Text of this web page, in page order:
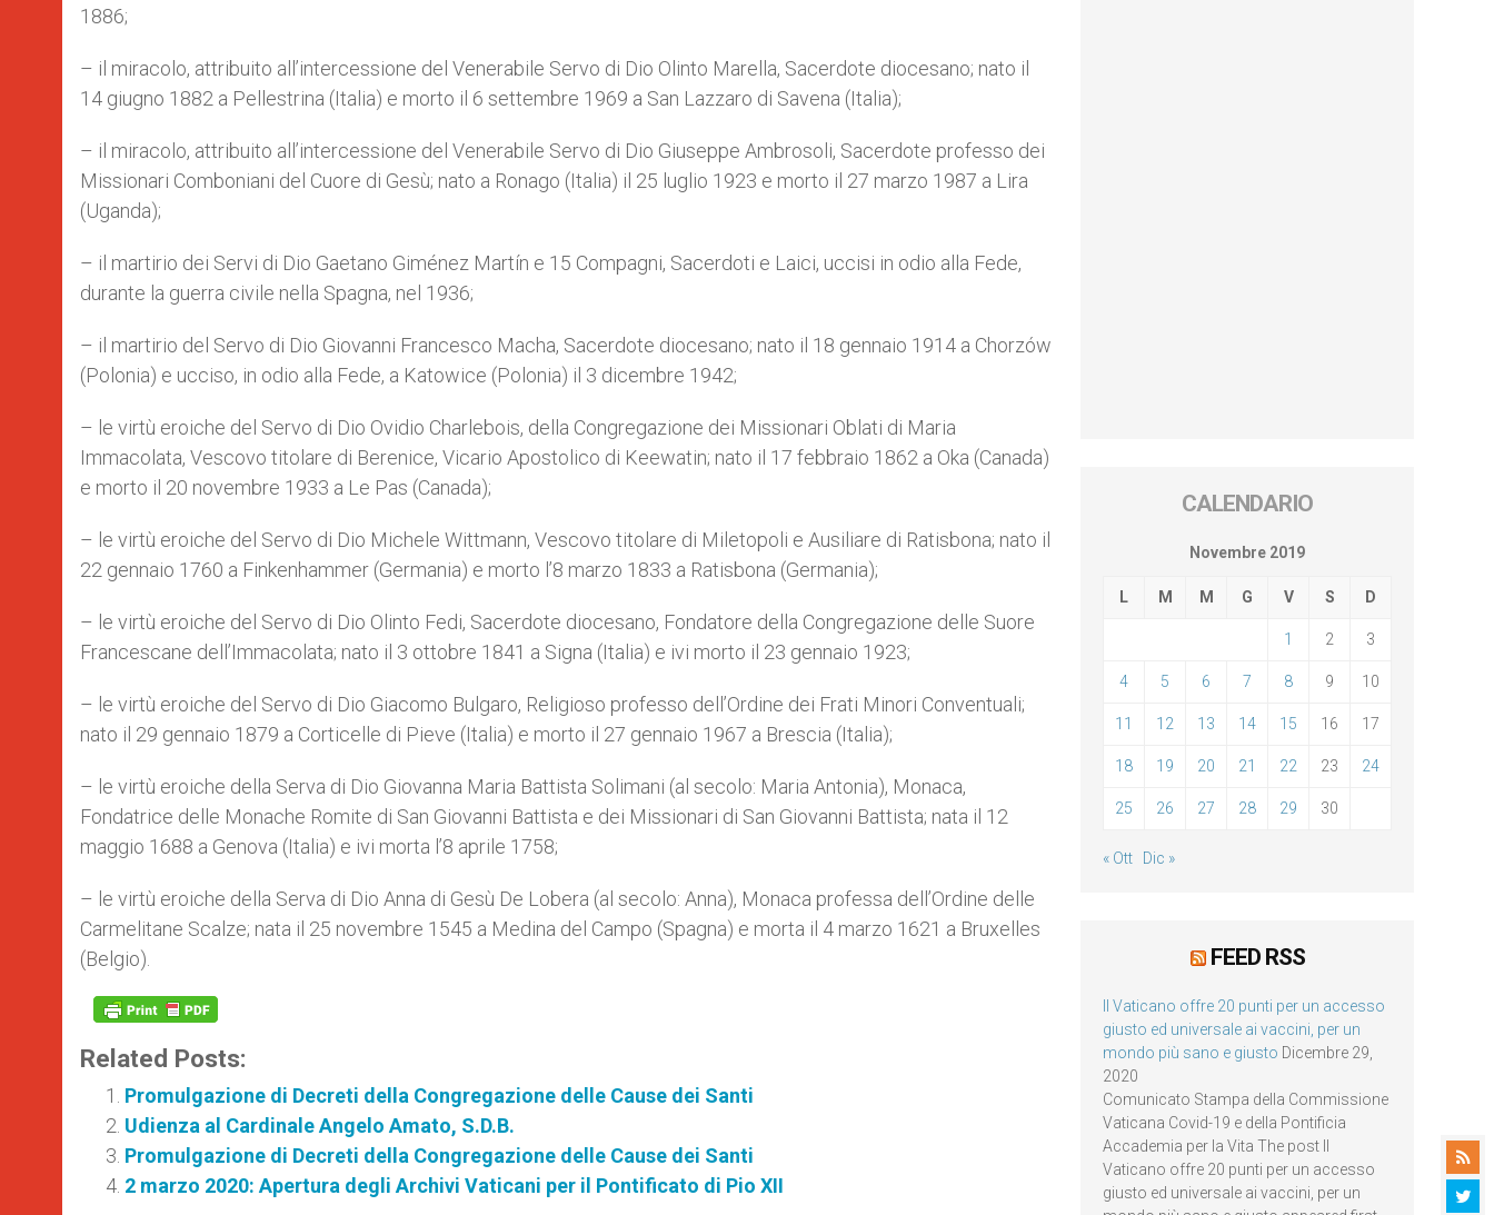
1886;
– il miracolo, attribuito all’intercessione del Venerabile Servo di Dio Olinto Marella, Sacerdote diocesano; nato il
14 giugno 1882 a Pellestrina (Italia) e morto il 6 settembre 1969 a San Lazzaro di Savena (Italia);
– il miracolo, attribuito all’intercessione del Venerabile Servo di Dio Giuseppe Ambrosoli, Sacerdote professo dei
Missionari Comboniani del Cuore di Gesù; nato a Ronago (Italia) il 25 luglio 1923 e morto il 27 marzo 1987 a Lira
(Uganda);
– il martirio dei Servi di Dio Gaetano Giménez Martín e 15 Compagni, Sacerdoti e Laici, uccisi in odio alla Fede,
durante la guerra civile nella Spagna, nel 1936;
– il martirio del Servo di Dio Giovanni Francesco Macha, Sacerdote diocesano; nato il 18 gennaio 1914 a Chorzów
(Polonia) e ucciso, in odio alla Fede, a Katowice (Polonia) il 3 dicembre 1942;
– le virtù eroiche del Servo di Dio Ovidio Charlebois, della Congregazione dei Missionari Oblati di Maria
Immacolata, Vescovo titolare di Berenice, Vicario Apostolico di Keewatin; nato il 17 febbraio 1862 a Oka (Canada)
e morto il 20 novembre 1933 a Le Pas (Canada);
– le virtù eroiche del Servo di Dio Michele Wittmann, Vescovo titolare di Miletopoli e Ausiliare di Ratisbona; nato il
22 gennaio 1760 a Finkenhammer (Germania) e morto l’8 marzo 1833 a Ratisbona (Germania);
– le virtù eroiche del Servo di Dio Olinto Fedi, Sacerdote diocesano, Fondatore della Congregazione delle Suore
Francescane dell’Immacolata; nato il 3 ottobre 1841 a Signa (Italia) e ivi morto il 23 gennaio 1923;
– le virtù eroiche del Servo di Dio Giacomo Bulgaro, Religioso professo dell’Ordine dei Frati Minori Conventuali;
nato il 29 gennaio 1879 a Corticelle di Pieve (Italia) e morto il 27 gennaio 1967 a Brescia (Italia);
– le virtù eroiche della Serva di Dio Giovanna Maria Battista Solimani (al secolo: Maria Antonia), Monaca,
Fondatrice delle Monache Romite di San Giovanni Battista e dei Missionari di San Giovanni Battista; nata il 12
maggio 1688 a Genova (Italia) e ivi morta l’8 aprile 1758;
– le virtù eroiche della Serva di Dio Anna di Gesù De Lobera (al secolo: Anna), Monaca professa dell’Ordine delle
Carmelitane Scalze; nata il 25 novembre 1545 a Medina del Campo (Spagna) e morta il 4 marzo 1621 a Bruxelles
(Belgio).
Related Posts:
Promulgazione di Decreti della Congregazione delle Cause dei Santi
Udienza al Cardinale Angelo Amato, S.D.B.
Promulgazione di Decreti della Congregazione delle Cause dei Santi
2 marzo 2020: Apertura degli Archivi Vaticani per il Pontificato di Pio XII
CALENDARIO
Novembre 2019
L M M G V S D
1 2 3
4 5 6 7 8 9 10
11 12 13 14 15 16 17
18 19 20 21 22 23 24
25 26 27 28 29 30
« Ott Dic »
FEED RSS
Il Vaticano offre 20 punti per un accesso
giusto ed universale ai vaccini, per un
mondo più sano e giusto Dicembre 29,
2020
Comunicato Stampa della Commissione
Vaticana Covid-19 e della Pontificia
Accademia per la Vita The post Il
Vaticano offre 20 punti per un accesso
giusto ed universale ai vaccini, per un